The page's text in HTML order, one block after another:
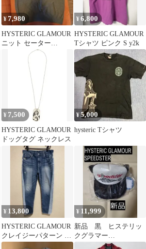
¥7,980
HYSTERIC GLAMOUR
ニット セーター
XL【中古相場15000
¥6,800
HYSTERIC GLAMOUR
Tシャツ ピンク S y2k
¥ 7,500
HYSTERIC GLAMOUR
ドッグタグ ネックレス
¥5,000
hysteric Tシャツ
¥ 13,800
HYSTERIC GLAMOUR
クレイジーパターン デ
ニムパンツ
¥ 11,999
新品 黒 ヒステリッ
クグラマー
SPEEDSTER 帽子 キャ